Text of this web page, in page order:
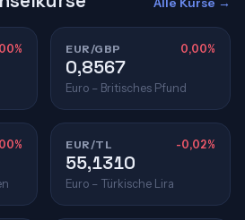
EUR/GBP 0,00%
0,8567
Euro – Britisches Pfund
EUR/TL -0,02%
55,1310
Euro – Türkische Lira